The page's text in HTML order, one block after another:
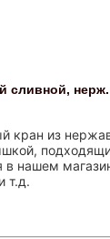
сливной,
кран из
нашем
т.д.